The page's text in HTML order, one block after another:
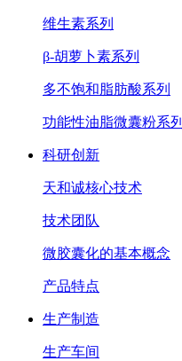
维生素系列
β-胡萝卜素系列
多不饱和脂肪酸系列
功能性油脂微囊粉系列
科研创新
天和诚核心技术
技术团队
微胶囊化的基本概念
产品特点
生产制造
生产车间